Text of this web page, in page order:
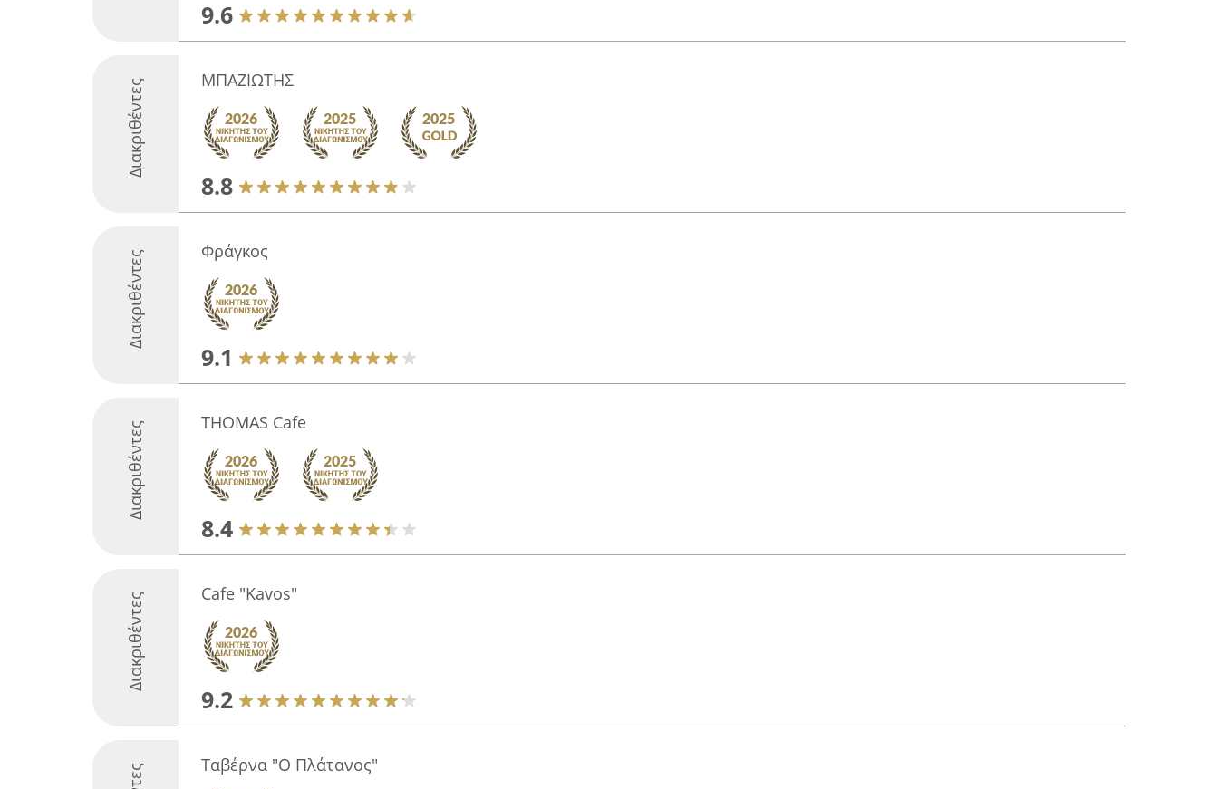
9.6
Διακριθέντες ΜΠΑΖΙΩΤΗΣ
8.8
Διακριθέντες Φράγκος
9.1
Διακριθέντες THOMAS Cafe
8.4
Διακριθέντες Cafe "Kavos"
9.2
Ταβέρνα "Ο Πλάτανος"